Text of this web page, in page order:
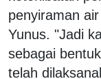
penyiraman
Yunus. "Jadi
sebagai
telah